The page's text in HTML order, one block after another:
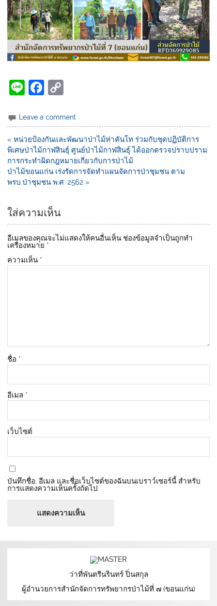
Li
e
F
c
e
b
o
o
p
y
Li
n
k
Leave a comment
« หน่วยป้องกันและพัฒนาป่าไม้ท่าคันโท ร่วมกับชุดปฏิบัติการ
พิเศษป่าไม้กาฬสินธุ์ ศูนย์ป่าไม้กาฬสินธุ์ ได้ออกตรวจปราบปราม
การกระทำผิดกฎหมายเกี่ยวกับการป่าไม้
ป่าไม้ขอนแก่น เร่งรัดการจัดทำแผนจัดการป่าชุมชน ตาม
พรบ.ป่าชุมชน พ.ศ. 2562 »
ใส่ความเห็น
อีเมลของคุณจะไม่แสดงให้คนอื่นเห็น ช่องข้อมูลจำเป็นถูกทำ
เครื่องหมาย *
ความเห็น *
ชื่อ *
อีเมล *
เว็บไซต์
บันทึกชื่อ, อีเมล และชื่อเว็บไซต์ของฉันบนเบราว์เซอร์นี้ สำหรับ
การแสดงความเห็นครั้งถัดไป
ว่าที่พันตรีนรินทร์ ปิ่นสกุล
ผู้อำนวยการสำนักจัดการทรัพยากรป่าไม้ที่ ๗ (ขอนแก่น)